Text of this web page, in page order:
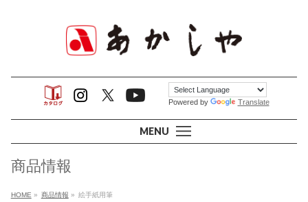
MENU
Powered by Translate
商品情報
HOME » 商品情報 » 絵手紙用筆